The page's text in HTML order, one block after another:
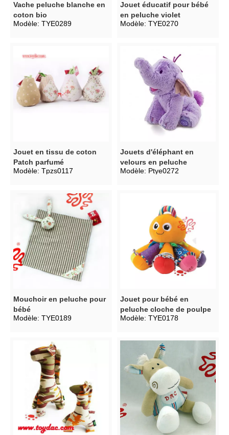
Vache peluche blanche en
coton bio
Modèle: TYE0289
Jouet éducatif pour bébé
en peluche violet
Modèle: TYE0270
Jouet en tissu de coton
Patch parfumé
Modèle: Tpzs0117
Jouets d'éléphant en
velours en peluche
Modèle: Ptye0272
Mouchoir en peluche pour
bébé
Modèle: TYE0189
Jouet pour bébé en
peluche cloche de poulpe
Modèle: TYE0178